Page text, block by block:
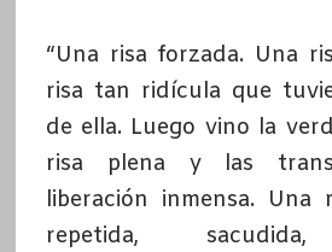
“Una risa forzada. Una
risa tan ridícula que
de ella. Luego vino la
risa plena y las
liberación inmensa. Una
repetida, sacudida,